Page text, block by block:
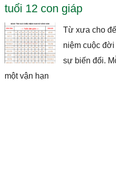
tuổi 12 con giáp
Từ xưa cho
niệm cuộc
sự biến đổi.
một vận hạn